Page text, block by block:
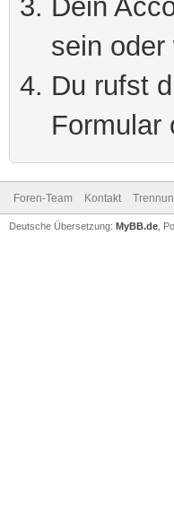
Dein
sein
Du rufst
Formular
Foren-Team Kontakt
Deutsche Übersetzung: MyBB.de ,